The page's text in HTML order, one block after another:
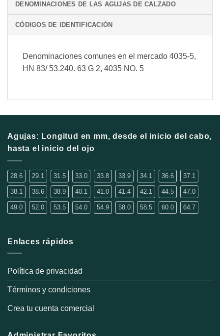
DENOMINACIONES DE LAS AGUJAS DE CALZADO
CÓDIGOS DE IDENTIFICACIÓN
Denominaciones comunes en el mercado 4035-5,
HN 83/ 53.240. 63 G 2, 4035 NO. 5
Agujas: Longitud en mm, desde el inicio del cabo,
hasta el inicio del ojo
28.6 29.1 31.5 33.0 33.8 33.9 34.1 36.6 37.1
38.1 38.6 38.9 40.1 41.0 41.4 42.1 44.5 47.0
49.0 52.0 53.5 54.0 54.9 58.0 58.5 60.0 64.7
Enlaces rápidos
Política de privacidad
Términos y condiciones
Crea tu cuenta comercial